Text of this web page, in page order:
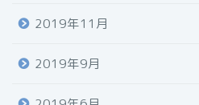
2019年11月
2019年9月